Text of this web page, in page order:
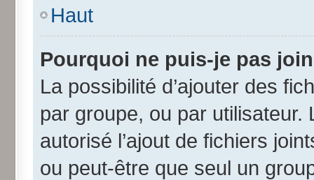
Haut
Pourquoi ne puis-je pas
La possibilité d’ajouter des
par groupe, ou par utilisateur.
autorisé l’ajout de fichiers
ou peut-être que seul un